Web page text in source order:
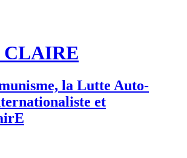
CLAIRE
la Lutte Auto-
et
E